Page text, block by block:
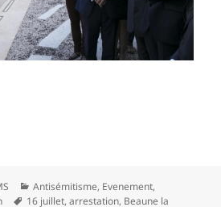
Catégories
Antisémitisme, Evenement,
Mots-
16 juillet,arrestation, Beaune la